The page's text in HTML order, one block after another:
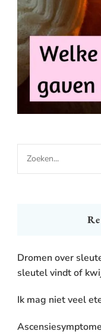
Looking
for
Dromen over
sleutel vindt of
Ik mag niet veel